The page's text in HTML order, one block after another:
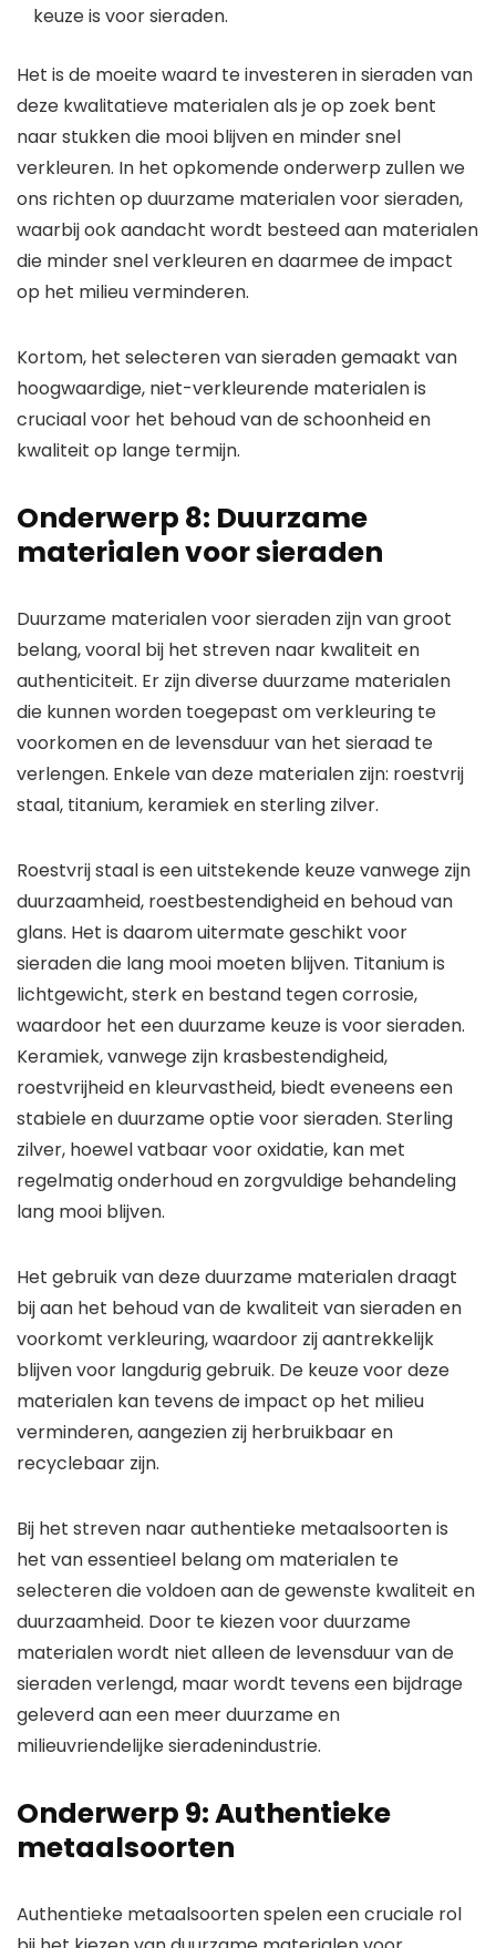
keuze is voor sieraden.
Het is de moeite waard te investeren in sieraden van
deze kwalitatieve materialen als je op zoek bent
naar stukken die mooi blijven en minder snel
verkleuren. In het opkomende onderwerp zullen we
ons richten op duurzame materialen voor sieraden,
waarbij ook aandacht wordt besteed aan materialen
die minder snel verkleuren en daarmee de impact
op het milieu verminderen.
Kortom, het selecteren van sieraden gemaakt van
hoogwaardige, niet-verkleurende materialen is
cruciaal voor het behoud van de schoonheid en
kwaliteit op lange termijn.
Onderwerp 8: Duurzame
materialen voor sieraden
Duurzame materialen voor sieraden zijn van groot
belang, vooral bij het streven naar kwaliteit en
authenticiteit. Er zijn diverse duurzame materialen
die kunnen worden toegepast om verkleuring te
voorkomen en de levensduur van het sieraad te
verlengen. Enkele van deze materialen zijn: roestvrij
staal, titanium, keramiek en sterling zilver.
Roestvrij staal is een uitstekende keuze vanwege zijn
duurzaamheid, roestbestendigheid en behoud van
glans. Het is daarom uitermate geschikt voor
sieraden die lang mooi moeten blijven. Titanium is
lichtgewicht, sterk en bestand tegen corrosie,
waardoor het een duurzame keuze is voor sieraden.
Keramiek, vanwege zijn krasbestendigheid,
roestvrijheid en kleurvastheid, biedt eveneens een
stabiele en duurzame optie voor sieraden. Sterling
zilver, hoewel vatbaar voor oxidatie, kan met
regelmatig onderhoud en zorgvuldige behandeling
lang mooi blijven.
Het gebruik van deze duurzame materialen draagt
bij aan het behoud van de kwaliteit van sieraden en
voorkomt verkleuring, waardoor zij aantrekkelijk
blijven voor langdurig gebruik. De keuze voor deze
materialen kan tevens de impact op het milieu
verminderen, aangezien zij herbruikbaar en
recyclebaar zijn.
Bij het streven naar authentieke metaalsoorten is
het van essentieel belang om materialen te
selecteren die voldoen aan de gewenste kwaliteit en
duurzaamheid. Door te kiezen voor duurzame
materialen wordt niet alleen de levensduur van de
sieraden verlengd, maar wordt tevens een bijdrage
geleverd aan een meer duurzame en
milieuvriendelijke sieradenindustrie.
Onderwerp 9: Authentieke
metaalsoorten
Authentieke metaalsoorten spelen een cruciale rol